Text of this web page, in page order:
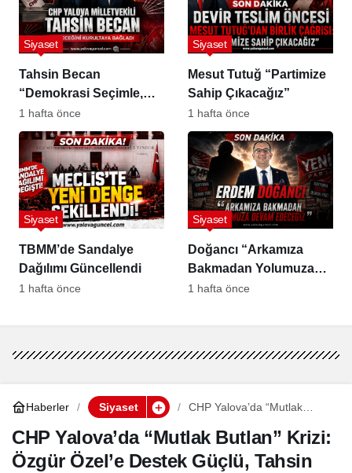
Tahsin Becan
“Demokrasi Seçimle,
Partiler Kurultayla
Yaşar”
Siyaset
1 hafta önce
Mesut Tutuğ “Partimize
Sahip Çıkacağız”
Siyaset
1 hafta önce
TBMM’de Sandalye
Dağılımı Güncellendi
Siyaset
1 hafta önce
Doğancı “Arkamıza
Bakmadan Yolumuza
Devam Edeceğiz”
Siyaset
1 hafta önce
Haberler Siyaset
CHP Yalova’da “Mutlak
Destek Güçlü, Tahsin
Becan’dan Dengeli Mesaj
CHP Yalova’da “Mutlak Butlan” Krizi:
Özgür Özel’e Destek Güçlü, Tahsin